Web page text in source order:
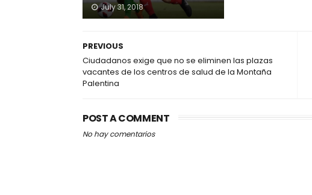
July 31, 2018
PREVIOUS
Ciudadanos exige que no se eliminen las plazas
vacantes de los centros de salud de la Montaña
Palentina
POST A COMMENT
No hay comentarios